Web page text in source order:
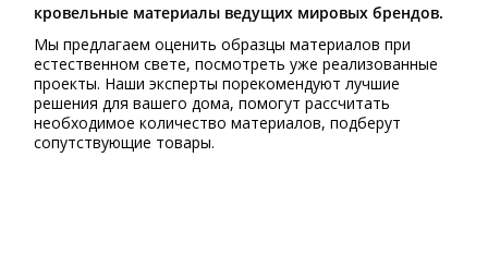
кровельные материалы ведущих мировых брендов.
Мы предлагаем оценить образцы материалов при
естественном свете, посмотреть уже реализованные
проекты. Наши эксперты порекомендуют лучшие
решения для вашего дома, помогут рассчитать
необходимое количество материалов, подберут
сопутствующие товары.